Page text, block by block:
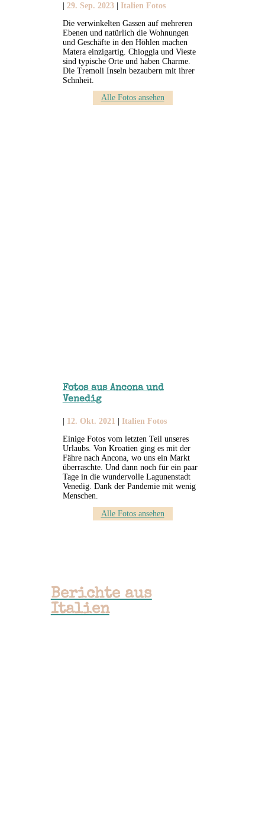
| 29. Sep. 2023 | Italien Fotos
Die verwinkelten Gassen auf mehreren
Ebenen und natürlich die Wohnungen
und Geschäfte in den Höhlen machen
Matera einzigartig. Chioggia und Vieste
sind typische Orte und haben Charme.
Die Tremoli Inseln bezaubern mit ihrer
Schnheit.
Alle Fotos ansehen
Fotos aus Ancona und
Venedig
12. Okt. 2021
Italien Fotos
Einige Fotos vom letzten Teil unseres
Urlaubs. Von Kroatien ging es mit der
Fähre nach Ancona, wo uns ein Markt
überraschte. Und dann noch für ein paar
Tage in die wundervolle Lagunenstadt
Venedig. Dank der Pandemie mit wenig
Menschen.
Alle Fotos ansehen
Berichte aus
Italien